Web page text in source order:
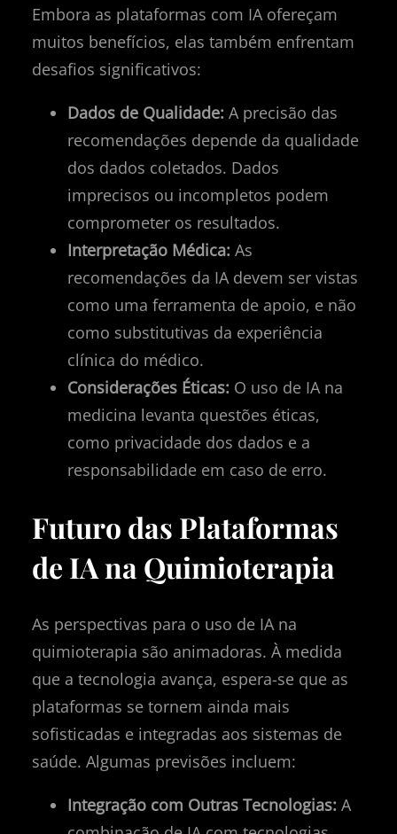
Embora as plataformas com IA ofereçam
muitos benefícios, elas também enfrentam
desafios significativos:
Dados de Qualidade: A precisão das
recomendações depende da qualidade
dos dados coletados. Dados
imprecisos ou incompletos podem
comprometer os resultados.
Interpretação Médica: As
recomendações da IA devem ser vistas
como uma ferramenta de apoio, e não
como substitutivas da experiência
clínica do médico.
Considerações Éticas: O uso de IA na
medicina levanta questões éticas,
como privacidade dos dados e a
responsabilidade em caso de erro.
Futuro das Plataformas
de IA na Quimioterapia
As perspectivas para o uso de IA na
quimioterapia são animadoras. À medida
que a tecnologia avança, espera-se que as
plataformas se tornem ainda mais
sofisticadas e integradas aos sistemas de
saúde. Algumas previsões incluem:
Integração com Outras Tecnologias: A